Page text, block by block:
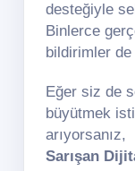
desteğiyle
Binlerce
bildirimler
Eğer siz de
büyütmek
arıyorsanız,
Sarışan